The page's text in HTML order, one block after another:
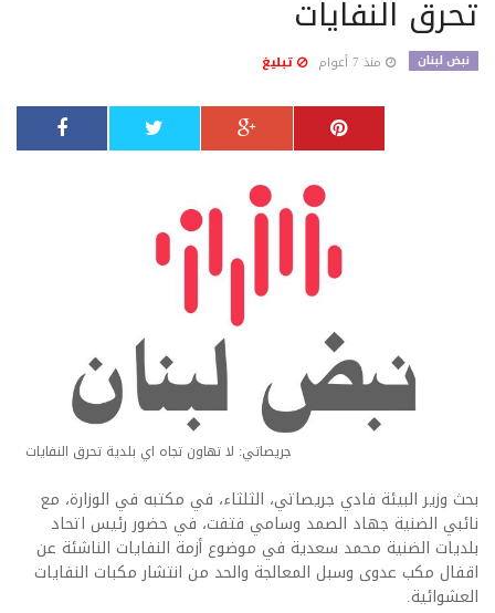
تحرق النفايات
نبض لبنان منذ 7 أعوام تبليغ
جريصاتي: لا تهاون تجاه اي بلدية تحرق النفايات
بحث وزير البيئة فادي جريصاتي، الثلثاء، في مكتبه في الوزارة، مع
نائبي الضنية جهاد الصمد وسامي فتفت، في حضور رئيس اتحاد
بلديات الضنية محمد سعدية في موضوع أزمة النفايات الناشئة عن
اقفال مكب عدوى وسبل المعالجة والحد من انتشار مكبات النفايات
العشوائية.